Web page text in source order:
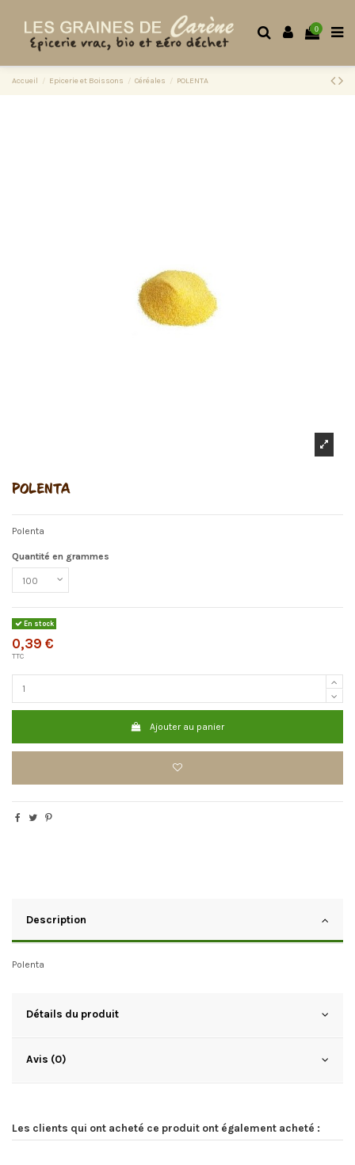
0
Accueil Epicerie et Boissons Céréales POLENTA
POLENTA
Polenta
Quantité en grammes
En stock
0,39 €
TTC
Ajouter au panier
Description
Polenta
Détails du produit
Avis (0)
Les clients qui ont acheté ce produit ont également acheté :